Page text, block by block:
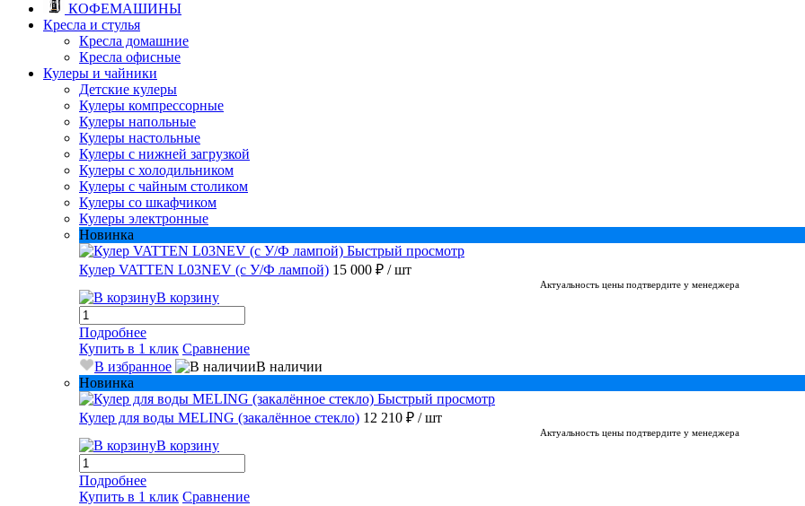
КОФЕМАШИНЫ
Кресла и стулья
Кресла домашние
Кресла офисные
Кулеры и чайники
Детские кулеры
Кулеры компрессорные
Кулеры напольные
Кулеры настольные
Кулеры с нижней загрузкой
Кулеры с холодильником
Кулеры с чайным столиком
Кулеры со шкафчиком
Кулеры электронные
Новинка
Быстрый просмотр
Кулер VATTEN L03NEV (с У/Ф лампой) 15 000 ₽ / шт
Актуальность цены подтвердите у менеджера
В корзину
Подробнее
Купить в 1 клик Сравнение
В избранное
В наличии
Новинка
Быстрый просмотр
Кулер для воды MELING (закалённое стекло) 12 210 ₽ / шт
Актуальность цены подтвердите у менеджера
В корзину
Подробнее
Купить в 1 клик Сравнение